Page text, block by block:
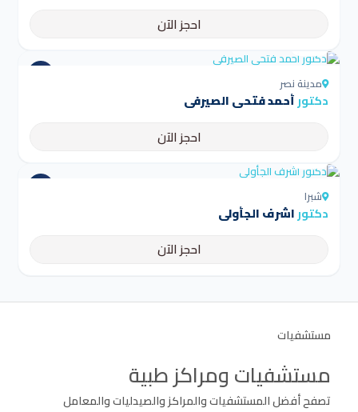
احجز الآن
مدينة نصر
دكتورأحمد فتحى الصيرفى
احجز الآن
شبرا
دكتوراشرف الجأولى
احجز الآن
مستشفيات
مستشفيات ومراكز طبية
تصفح أفضل المستشفيات والمراكز والصيدليات والمعامل